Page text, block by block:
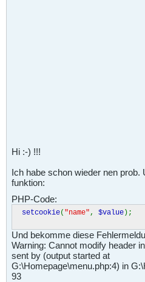
Hi :-) !!!
Ich habe schon wieder nen prob.
funktion:
PHP-Code:
setcookie( "name" , $value);
Und bekomme diese
Warning: Cannot modify header
sent by (output started at
G:\Homepage\menu.php:4) in
93